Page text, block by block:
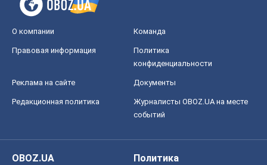
О компании Команда
Правовая информация
Политика
конфиденциальности
Реклама на сайте Документы
Редакционная политика
Журналисты OBOZ.UA на месте
событий
OBOZ.UA
Политика